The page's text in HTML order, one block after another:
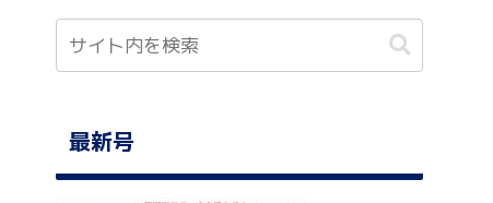
最新号